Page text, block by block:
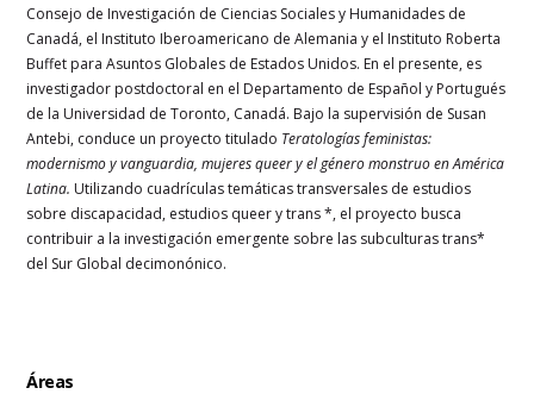
Consejo de Investigación de Ciencias Sociales y Humanidades de
Canadá, el Instituto Iberoamericano de Alemania y el Instituto Roberta
Buffet para Asuntos Globales de Estados Unidos. En el presente, es
investigador postdoctoral en el Departamento de Español y Portugués
de la Universidad de Toronto, Canadá. Bajo la supervisión de Susan
Antebi, conduce un proyecto titulado Teratologías feministas:
modernismo y vanguardia, mujeres queer y el género monstruo en América
Latina. Utilizando cuadrículas temáticas transversales de estudios
sobre discapacidad, estudios queer y trans *, el proyecto busca
contribuir a la investigación emergente sobre las subculturas trans*
del Sur Global decimonónico.
Áreas